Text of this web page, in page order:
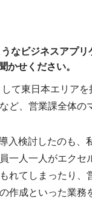
なビジネスアプリ
かせください。
て東日本エリア
ど、営業課全体の
検討したのも、
一人一人がエク
れてしまったり
作成といった業務